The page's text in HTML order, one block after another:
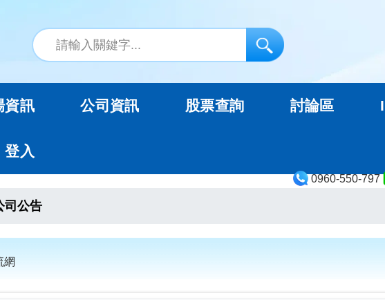
0960-550-797
資訊 公司資訊 股票查詢 討論區
登入
司公告
網